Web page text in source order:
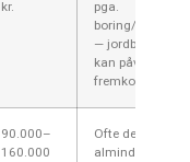
kr.
pga.
boring/
— jordbund i
kan påvirke pris
90.000–
160.000
Ofte den mest
almindelige